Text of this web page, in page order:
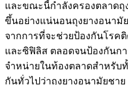
และขณะนี้กำลังครองตลาดถุ
ขึ้นอย่างแน่นอนถุงยางอนามั
จากการที่จะช่วยป้องกันโรค
และซิฟิลิส ตลอดจนป้องกันก
จำหน่ายในท้องตลาดสำหรับทั้
กันทั่วไปว่าถุงยางอนามัยชา